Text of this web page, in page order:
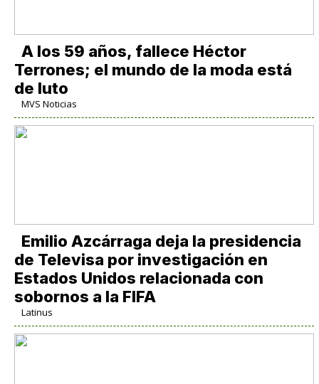
A los 59 años, fallece Héctor
Terrones; el mundo de la moda está
de luto
MVS Noticias
Emilio Azcárraga deja la presidencia
de Televisa por investigación en
Estados Unidos relacionada con
sobornos a la FIFA
Latinus